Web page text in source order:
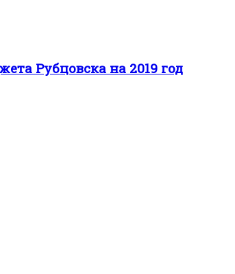
Рубцовска на 2019 год